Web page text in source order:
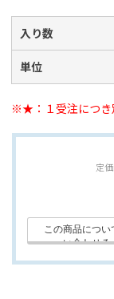
入り数
単位
※★：１受注につき
定